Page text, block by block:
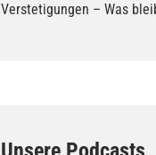
Verstetigungen – Was